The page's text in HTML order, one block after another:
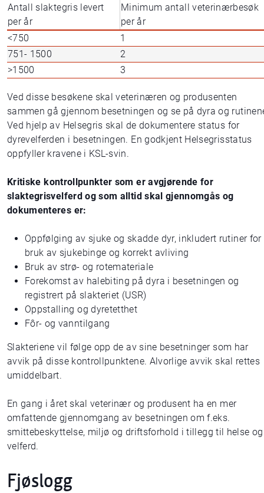
Antall slaktegris levert
per år
Minimum antall veterinærbesøk
per år
<750
1
751- 1500
2
>1500
3
Ved disse besøkene skal veterinæren og produsenten
sammen gå gjennom besetningen og se på dyra og
Ved hjelp av Helsegris skal de dokumentere status for
dyrevelferden i besetningen. En godkjent Helsegrisstatus
oppfyller kravene i KSL-svin.
Kritiske kontrollpunkter som er avgjørende for
slaktegrisvelferd og som alltid skal gjennomgås og
dokumenteres er:
Oppfølging av sjuke og skadde dyr, inkludert rutiner for
bruk av sjukebinge og korrekt avliving
Bruk av strø- og rotemateriale
Forekomst av halebiting på dyra i besetningen og
registrert på slakteriet (USR)
Oppstalling og dyretetthet
Fôr- og vanntilgang
Slakteriene vil følge opp de av sine besetninger som har
avvik på disse kontrollpunktene. Alvorlige avvik skal rettes
umiddelbart.
En gang i året skal veterinær og produsent ha en mer
omfattende gjennomgang av besetningen om f.eks.
smittebeskyttelse, miljø og driftsforhold i tillegg til helse og
velferd.
Fjøslogg